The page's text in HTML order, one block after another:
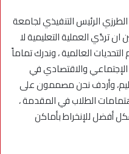
الرئيس التنفيذي لجامعة
تردًي العملية التعليمية لا
العالمية ، وندرك تماماً
والاقتصادي في
وأردف نحن مصممون على
الطلاب في المقدمة ،
أفضل للإنخراط بأماكن